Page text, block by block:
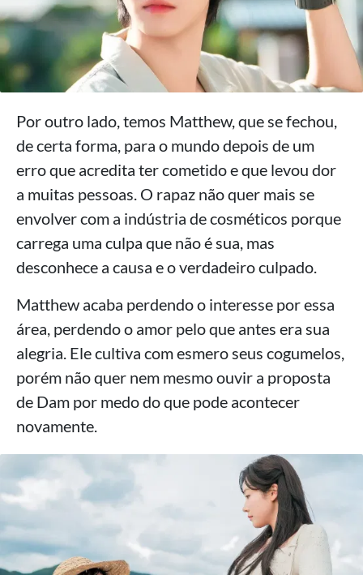
Por outro lado, temos Matthew, que se fechou,
de certa forma, para o mundo depois de um
erro que acredita ter cometido e que levou dor
a muitas pessoas. O rapaz não quer mais se
envolver com a indústria de cosméticos porque
carrega uma culpa que não é sua, mas
desconhece a causa e o verdadeiro culpado.
Matthew acaba perdendo o interesse por essa
área, perdendo o amor pelo que antes era sua
alegria. Ele cultiva com esmero seus cogumelos,
porém não quer nem mesmo ouvir a proposta
de Dam por medo do que pode acontecer
novamente.